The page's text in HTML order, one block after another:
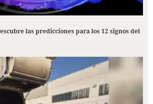
las predicciones para los 12 signos del